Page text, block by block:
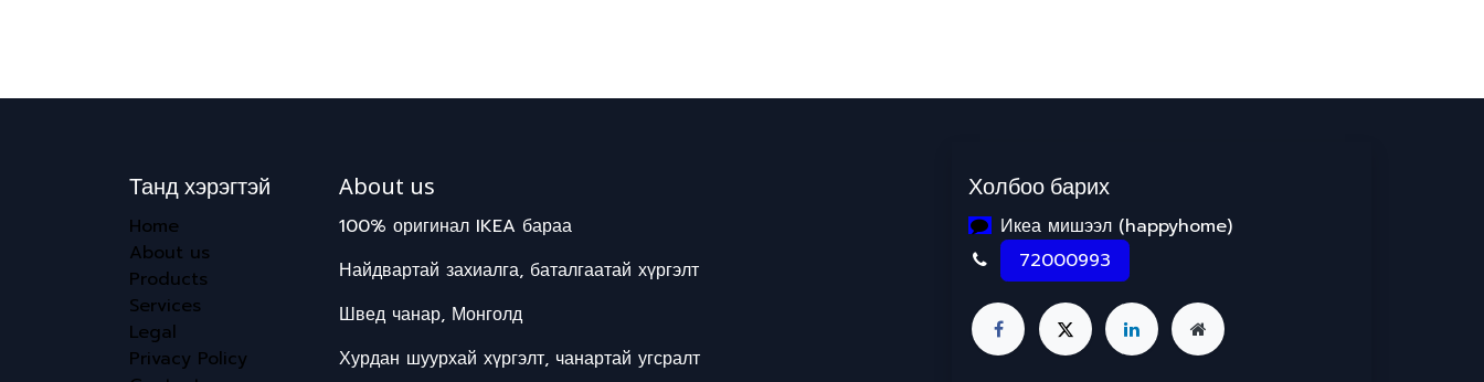
Танд хэрэгтэй
Home
About us
Products
Services
Legal
Privacy Policy
About us
100% оригинал IKEA бараа
Найдвартай захиалга, баталгаатай хүргэлт
Швед чанар, Монголд
Хурдан шуурхай хүргэлт, чанартай угсралт
Холбоо барих
Икеа мишээл (happyhome)
72000993